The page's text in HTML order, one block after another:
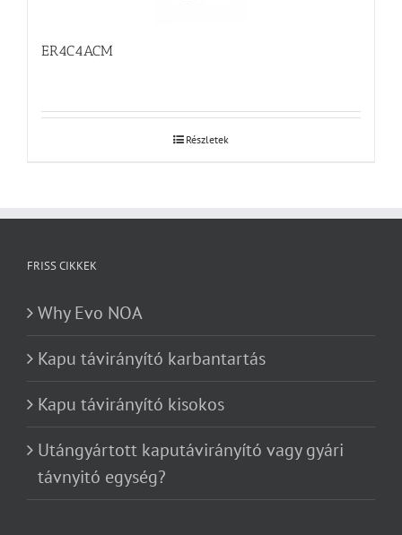
ER4C4ACM
Részletek
FRISS CIKKEK
Why Evo NOA
Kapu távirányító karbantartás
Kapu távirányító kisokos
Utángyártott kaputávirányító vagy gyári
távnyitó egység?